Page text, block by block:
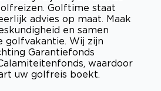
Golftime staat
advies op maat. Maak
en samen
golfvakantie. Wij zijn
Garantiefonds
waardoor
uw golfreis boekt.